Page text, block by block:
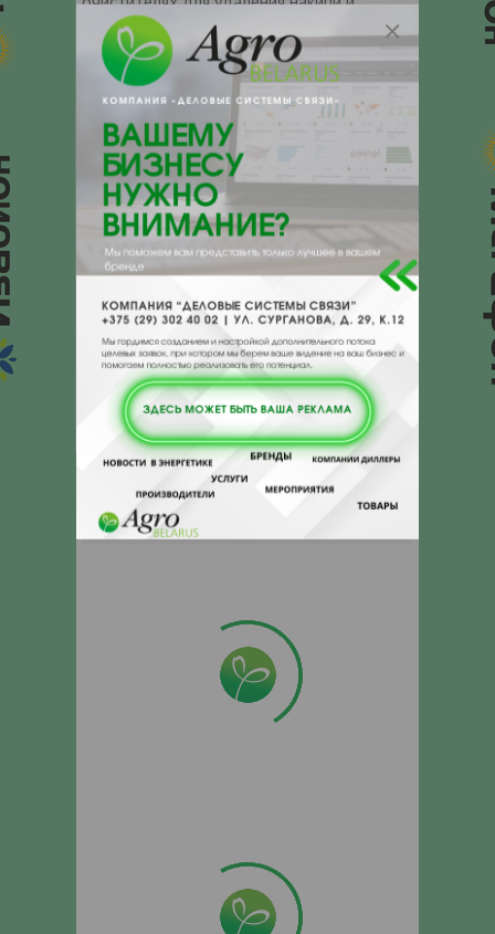
удаления оксидно-соляных отложений на
основе соляной, фосфорной, серной и
сульфаминовой кислот. Легко
биоразлагаем.
Химическое
название
Спирт Гербе С10 c 7
моль окиси этилена
Alcohols C10,
ethoxylated
Внешний вид
жидкость белого цвета
происхождения
ПОЛЬША
Контакты продавца
Оставьте электронный заказ с помощью
кнопки "Заказать" и мы подберем для
Вас подходящую компанию
поставщика.